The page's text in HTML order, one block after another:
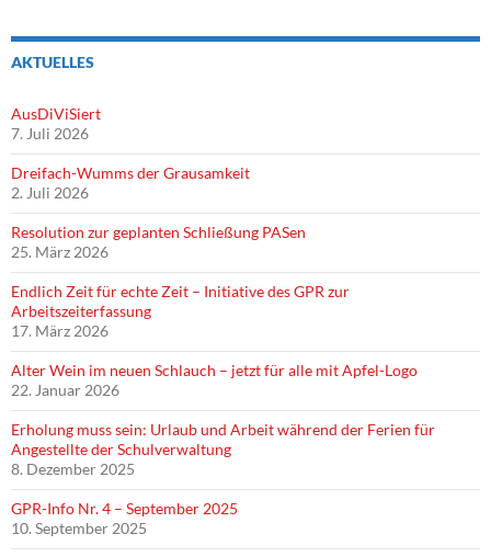
AKTUELLES
AusDiViSiert
7. Juli 2026
Dreifach-Wumms der Grausamkeit
2. Juli 2026
Resolution zur geplanten Schließung PASen
25. März 2026
Endlich Zeit für echte Zeit – Initiative des GPR zur
Arbeitszeiterfassung
17. März 2026
Alter Wein im neuen Schlauch – jetzt für alle mit Apfel-Logo
22. Januar 2026
Erholung muss sein: Urlaub und Arbeit während der Ferien für
Angestellte der Schulverwaltung
8. Dezember 2025
GPR-Info Nr. 4 – September 2025
10. September 2025